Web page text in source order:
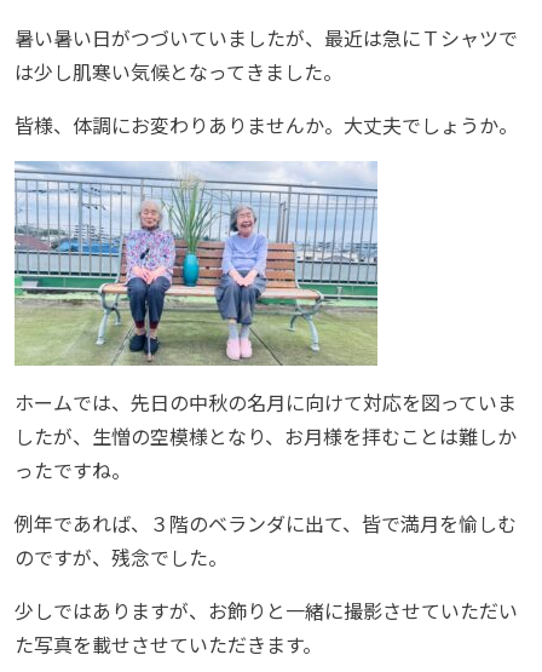
暑い暑い日がつづいていましたが、最近は急にＴシャツで
は少し肌寒い気候となってきました。
皆様、体調にお変わりありませんか。大丈夫でしょうか。
ホームでは、先日の中秋の名月に向けて対応を図っていま
したが、生憎の空模様となり、お月様を拝むことは難しか
ったですね。
例年であれば、３階のベランダに出て、皆で満月を愉しむ
のですが、残念でした。
少しではありますが、お飾りと一緒に撮影させていただい
た写真を載せさせていただきます。